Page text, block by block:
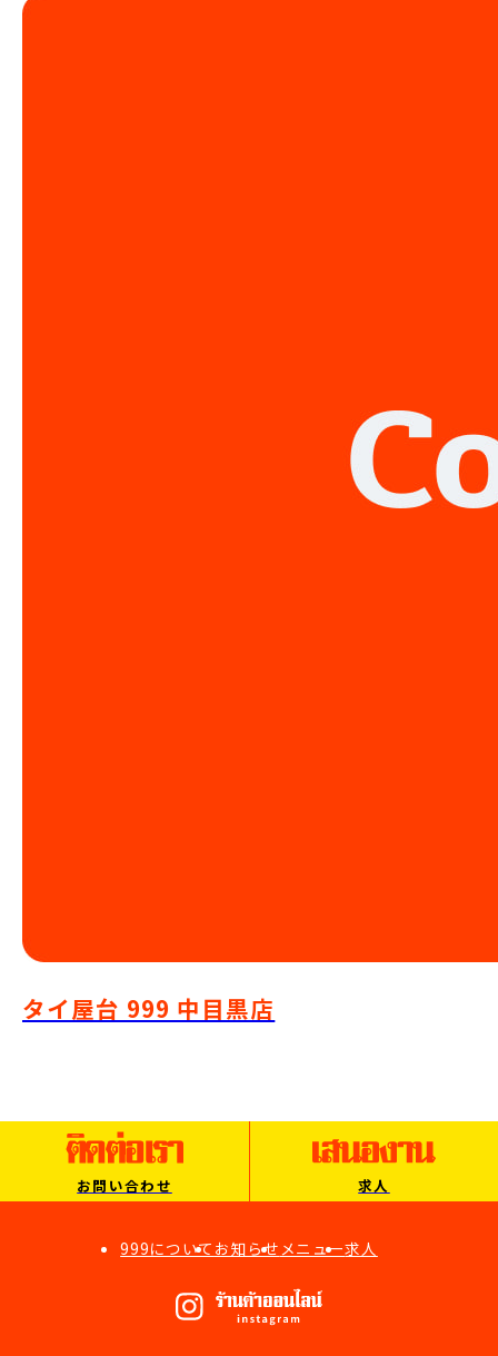
タイ屋台 999 中目黒店
お問い合わせ 求人
999について お知らせメニュー求人